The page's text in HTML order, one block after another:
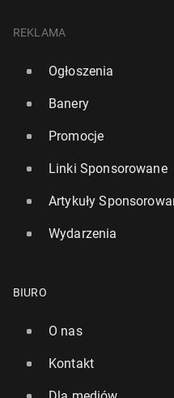
REKLAMA
Ogłoszenia
Banery
Promocje
Linki Sponsorowane
Artykuły
Wydarzenia
BIURO
O nas
Kontakt